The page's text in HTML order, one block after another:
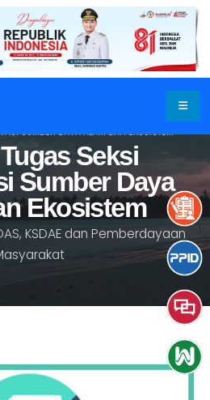
Seksi
Sumber Daya
Ekosistem
KSDAE dan Pemberdayaan
SUMBER DAYA ALAM DAN EKOSISTEM